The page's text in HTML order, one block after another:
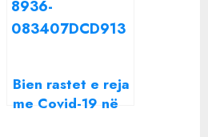
Bien rastet e reja
me Covid-19 në